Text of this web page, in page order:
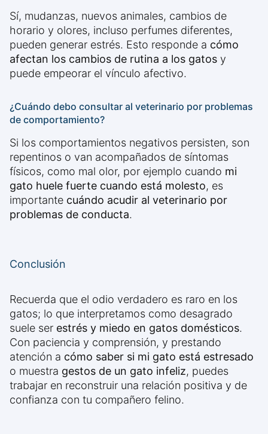
Sí, mudanzas, nuevos animales, cambios de
horario y olores, incluso perfumes diferentes,
pueden generar estrés. Esto responde a cómo
afectan los cambios de rutina a los gatos y
puede empeorar el vínculo afectivo.
¿Cuándo debo consultar al veterinario por problemas
de comportamiento?
Si los comportamientos negativos persisten, son
repentinos o van acompañados de síntomas
físicos, como mal olor, por ejemplo cuando mi
gato huele fuerte cuando está molesto, es
importante cuándo acudir al veterinario por
problemas de conducta.
Conclusión
Recuerda que el odio verdadero es raro en los
gatos; lo que interpretamos como desagrado
suele ser estrés y miedo en gatos domésticos.
Con paciencia y comprensión, y prestando
atención a cómo saber si mi gato está estresado
o muestra gestos de un gato infeliz, puedes
trabajar en reconstruir una relación positiva y de
confianza con tu compañero felino.